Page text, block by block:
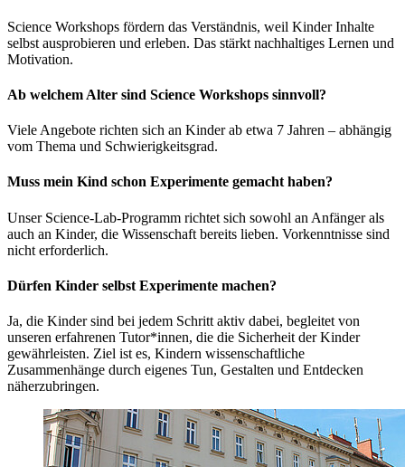
Science Workshops fördern das Verständnis, weil Kinder Inhalte
selbst ausprobieren und erleben. Das stärkt nachhaltiges Lernen und
Motivation.
Ab welchem Alter sind Science Workshops sinnvoll?
Viele Angebote richten sich an Kinder ab etwa 7 Jahren – abhängig
vom Thema und Schwierigkeitsgrad.
Muss mein Kind schon Experimente gemacht haben?
Unser Science-Lab-Programm richtet sich sowohl an Anfänger als
auch an Kinder, die Wissenschaft bereits lieben. Vorkenntnisse sind
nicht erforderlich.
Dürfen Kinder selbst Experimente machen?
Ja, die Kinder sind bei jedem Schritt aktiv dabei, begleitet von
unseren erfahrenen Tutor*innen, die die Sicherheit der Kinder
gewährleisten. Ziel ist es, Kindern wissenschaftliche
Zusammenhänge durch eigenes Tun, Gestalten und Entdecken
näherzubringen.